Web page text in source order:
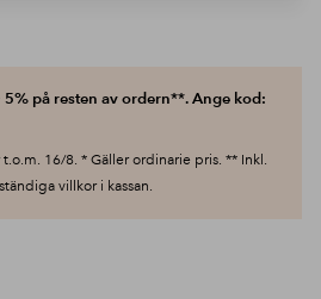
på resten av ordern**. Ange kod:
16/8. * Gäller ordinarie pris. ** Inkl.
villkor i kassan.